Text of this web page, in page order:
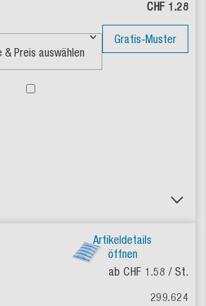
CHF 1.28
Gratis-Muster
Artikeldetails
öffnen
ab CHF 1.58 / St.
299.624